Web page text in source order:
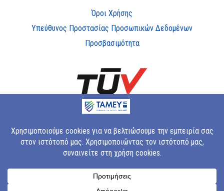
Όροι Χρήσης
Υπεύθυνος Προστασίας Προσωπικών Δεδομένων
Προσβασιμότητα